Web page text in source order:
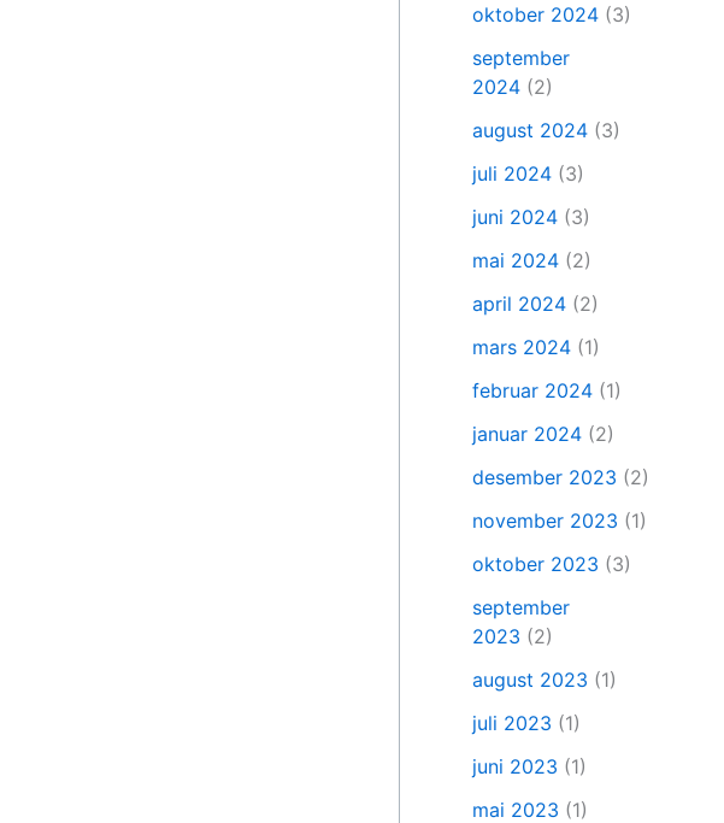
oktober 2024 (3)
september
2024 (2)
august 2024 (3)
juli 2024 (3)
juni 2024 (3)
mai 2024 (2)
april 2024 (2)
mars 2024 (1)
februar 2024 (1)
januar 2024 (2)
desember 2023 (2)
november 2023 (1)
oktober 2023 (3)
september
2023 (2)
august 2023 (1)
juli 2023 (1)
juni 2023 (1)
mai 2023 (1)